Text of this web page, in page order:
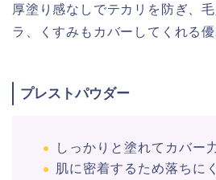
厚塗り感なしでテカリを防ぎ、
ラ、くすみもカバーしてくれる優
プレストパウダー
しっかりと塗れてカバー
肌に密着するため落ちに